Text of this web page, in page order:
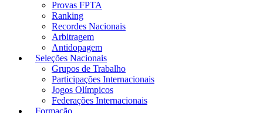
Provas FPTA
Ranking
Recordes Nacionais
Arbitragem
Antidopagem
Seleções Nacionais
Grupos de Trabalho
Participações Internacionais
Jogos Olímpicos
Federações Internacionais
Formação